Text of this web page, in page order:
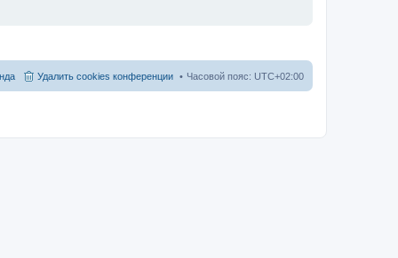
Часовой пояс: UTC+02:00
Удалить cookies конференции